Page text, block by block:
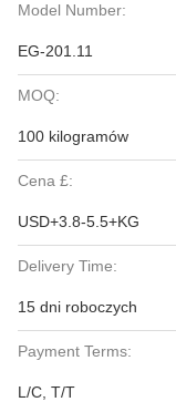
Model Number:
EG-201.11
MOQ:
100 kilogramów
Cena £:
USD+3.8-5.5+KG
Delivery Time:
15 dni roboczych
Payment Terms:
L/C, T/T